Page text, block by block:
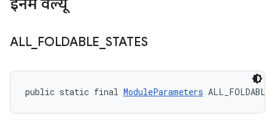
ईनम वैल्यू
ALL_ FOLDABLE STATES
public static final ModuleParameters